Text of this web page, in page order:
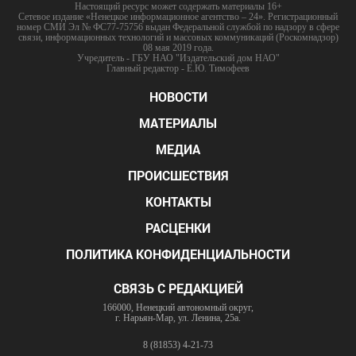
Настоящий ресурс может содержать материалы 16+
Сетевое издание «Ненецкое информационное агентство – 24». Регистрационный
номер СМИ Эл № ФС77-75756 выдан Федеральной службой по надзору в сфере
связи, информационных технологий и массовых коммуникаций (Роскомнадзор)
08 мая 2019 года.
Учредитель - ГБУ НАО "Издательский дом НАО"
Главный редактор - Е.Ю. Тимофеев
НОВОСТИ
МАТЕРИАЛЫ
МЕДИА
ПРОИСШЕСТВИЯ
КОНТАКТЫ
РАСЦЕНКИ
ПОЛИТИКА КОНФИДЕНЦИАЛЬНОСТИ
СВЯЗЬ С РЕДАКЦИЕЙ
166000, Ненецкий автономный округ,
г. Нарьян-Мар, ул. Ленина, 25а.
8 (81853) 4-21-73